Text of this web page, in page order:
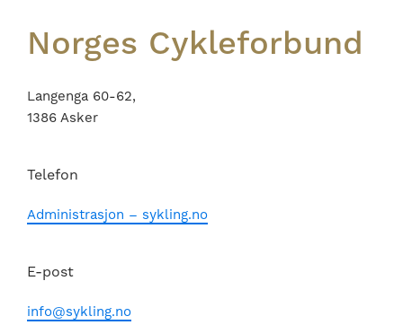
Norges Cykleforbund
Langenga 60-62,
1386 Asker
Telefon
Administrasjon – sykling.no
E-post
info@sykling.no